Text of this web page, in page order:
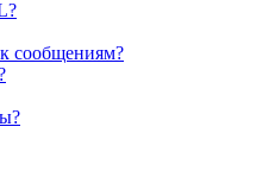
сообщениям?